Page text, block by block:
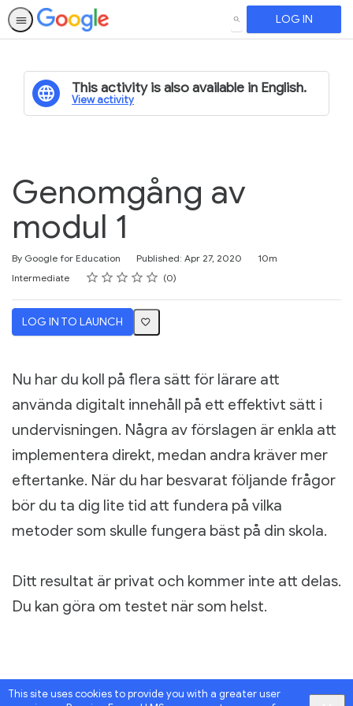
This site uses cookies to provide you with a greater user
SEARCH LOG IN
This activity is also available in English.
View activity
Genomgång av
modul 1
By Google for Education Published: Apr 27, 2020
Duration
10m
Difficulty
Intermediate Rating
1 star
2 stars
3 stars
4 stars
5 stars
Average rating: 0 0
No reviews
LOG IN TO LAUNCH
Nu har du koll på flera sätt för lärare att
använda digitalt innehåll på ett effektivt sätt i
undervisningen. Några av förslagen är enkla att
implementera direkt, medan andra kräver mer
eftertanke. När du har besvarat följande frågor
bör du ta dig lite tid att fundera på vilka
metoder som skulle fungera bäst på din skola.
Ditt resultat är privat och kommer inte att delas.
Du kan göra om testet när som helst.